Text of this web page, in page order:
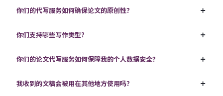
你们的代写服务如何确保论文的原创性？
你们支持哪些写作类型？
你们的论文代写服务如何保障我的个人数据安全？
我收到的文稿会被用在其他地方使用吗？